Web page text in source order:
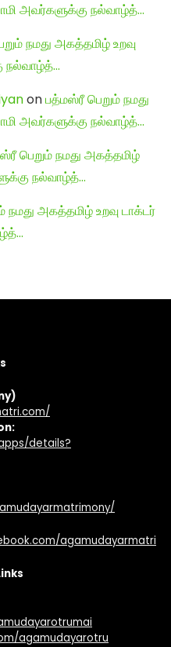
அவர்களுக்கு நல்வாழ்த்…
நமது அகத்தமிழ் உறவு
நல்வாழ்த்…
onபத்மஸ்ரீ பெறும் நமது
அவர்களுக்கு நல்வாழ்த்…
பெறும் நமது அகத்தமிழ்
நல்வாழ்த்…
நமது அகத்தமிழ் உறவு டாக்டர்
details?
agamudayarmatri
agamudayarotru